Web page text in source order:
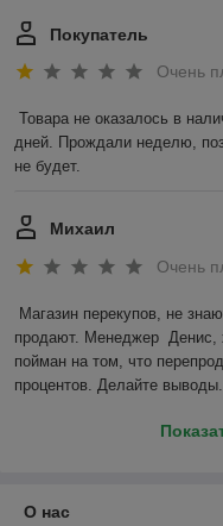
Покупатель
Очень
Товара не оказалось в
дней. Прождали неделю,
не будет.
Михаил
Очень
Магазин перекупов, не
продают. Менеджер  Денис,
пойман на том, что
процентов. Делайте выводы.
О нас